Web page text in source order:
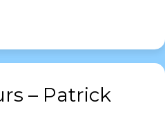
– Patrick